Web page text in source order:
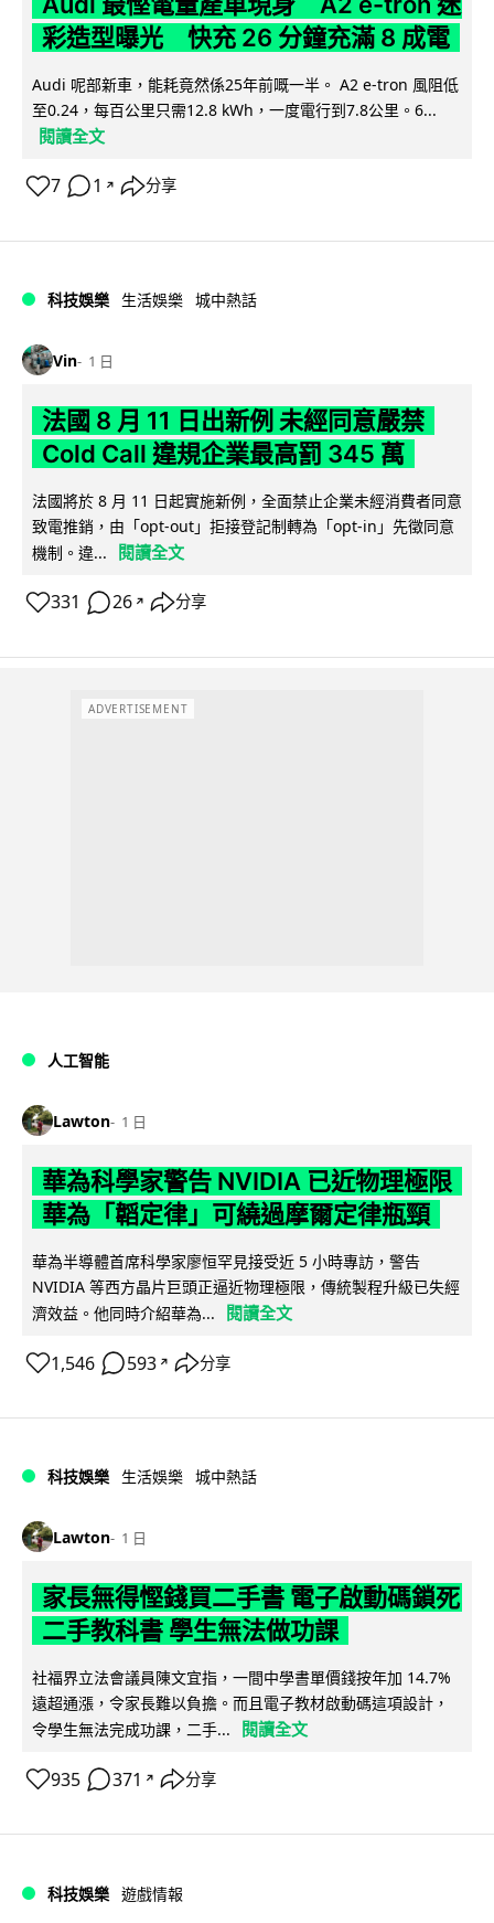
彩造型曝光 快充 26 分鐘充滿 8 成電
Audi 呢部新車，能耗竟然係25年前嘅一半。 A2 e-tron 風阻低
至0.24，每百公里只需12.8 kWh，一度電行到7.8公里。6...
閱讀全文
7 1 ↗ 分享
科技娛樂 生活娛樂 城中熱話
Vin 1 日
法國 8 月 11 日出新例 未經同意嚴禁
Cold Call 違規企業最高罰 345 萬
法國將於 8 月 11 日起實施新例，全面禁止企業未經消費者同意
致電推銷，由「opt-out」拒接登記制轉為「opt-in」先徵同意
機制。違...
閱讀全文
331 26 ↗ 分享
ADVERTISEMENT
人工智能
Lawton 1 日
華為科學家警告 NVIDIA 已近物理極限
華為「韜定律」可繞過摩爾定律瓶頸
華為半導體首席科學家廖恒罕見接受近 5 小時專訪，警告
NVIDIA 等西方晶片巨頭正逼近物理極限，傳統製程升級已失經
濟效益。他同時介紹華為...
閱讀全文
1,546 593 ↗ 分享
科技娛樂 生活娛樂 城中熱話
Lawton 1 日
家長無得慳錢買二手書 電子啟動碼鎖死
二手教科書 學生無法做功課
社福界立法會議員陳文宜指，一間中學書單價錢按年加 14.7%
遠超通漲，令家長難以負擔。而且電子教材啟動碼這項設計，
令學生無法完成功課，二手...
閱讀全文
935 371 ↗ 分享
科技娛樂 遊戲情報